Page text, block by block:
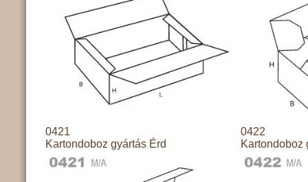
0421
Kartondoboz gyártás Érd
0422
Kartondoboz